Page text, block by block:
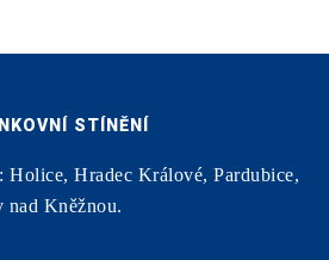
STÍNĚNÍ
Holice, Hradec Králové, Pardubice,
nad Kněžnou.